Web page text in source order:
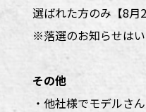
選ばれた方のみ【8月
※落選のお知らせはい
その他
・他社様でモデルさ